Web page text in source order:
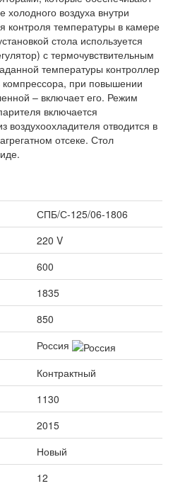
воздуха внутри
контроля температуры в камере
стола используется
с термочувствительным
температуры контроллер
компрессора, при повышении
– включает его. Режим
включается
воздухоохладителя отводится в
отсеке. Стол
СПБ/С-125/06-1806
220 V
600
1835
850
Россия
Контрактный
1130
2015
Новый
12